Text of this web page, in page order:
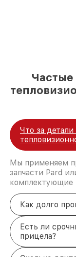
Что за
Мы применяем
запчасти Pard
комплектующие
Как долго
Есть ли
прицела?